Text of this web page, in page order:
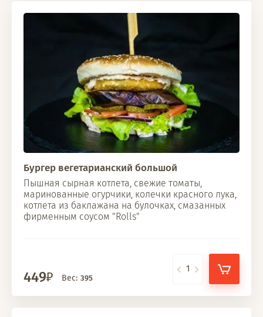
Бургер вегетарианский большой
Пышная сырная котлета, свежие томаты,
маринованные огурчики, колечки красного лука,
котлета из баклажана на булочках, смазанных
фирменным соусом "Rolls"
449 Вес: 395